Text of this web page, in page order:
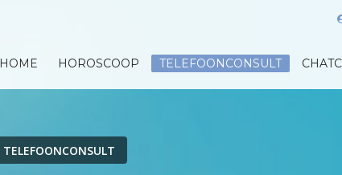
HOME HOROSCOOP TELEFOONCONSULT